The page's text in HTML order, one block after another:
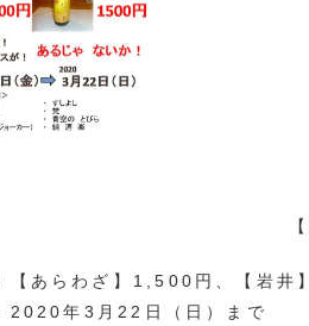
あらわざ】1,500円、【岩井
年3月22日（日）まで